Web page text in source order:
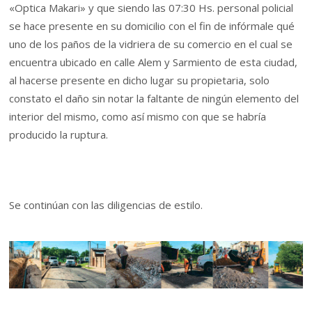
«Optica Makari» y que siendo las 07:30 Hs. personal policial
se hace presente en su domicilio con el fin de infórmale qué
uno de los paños de la vidriera de su comercio en el cual se
encuentra ubicado en calle Alem y Sarmiento de esta ciudad,
al hacerse presente en dicho lugar su propietaria, solo
constato el daño sin notar la faltante de ningún elemento del
interior del mismo, como así mismo con que se habría
producido la ruptura.
Se continúan con las diligencias de estilo.­